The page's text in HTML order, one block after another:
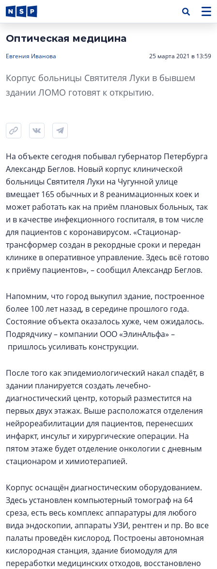
Оптическая медицина
Евгения Иванова 25 марта 2021 в 13:59
Корпус больницы Святителя Луки в бывшем
здании ЛОМО готовят к открытию.
На объекте сегодня побывал губернатор Петербурга
Александр Беглов. Новый корпус клинической
больницы Святителя Луки на Чугунной улице
вмещает 165 обычных и 8 реанимационных коек и
может работать как на приём плановых больных, так
и в качестве инфекционного госпиталя, в том числе
для пациентов с коронавирусом. «Стационар-
трансформер создан в рекордные сроки и передан
клинике в оперативное управление. Здесь всё готово
к приёму пациентов», – сообщил Александр Беглов.
Напомним, что город выкупил здание, построенное
более 100 лет назад, в середине прошлого года.
Состояние объекта оказалось хуже, чем ожидалось.
Подрядчику – компании ООО «ЭлинАльфа» –
пришлось усиливать конструкции.
После того как эпидемиологический накал спадёт, в
здании планируется создать лечебно-
диагностический центр, который разместится на
первых двух этажах. Выше расположатся отделения
нейрореабилитации для пациентов, перенесших
инфаркт, инсульт и хирургические операции. На
пятом этаже будет отделение онкологии с дневным
стационаром и химиотерапией.
Корпус оснащён диагностическим оборудованием.
Здесь установлен компьютерный томограф на 64
среза, есть весь комплекс аппаратуры для любого
вида эндоскопии, аппараты УЗИ, рентген и пр. Во все
палаты проведён кислород. Построены автономная
кислородная станция, здание биомодуля для
переработки медицинских отходов, восстановлено